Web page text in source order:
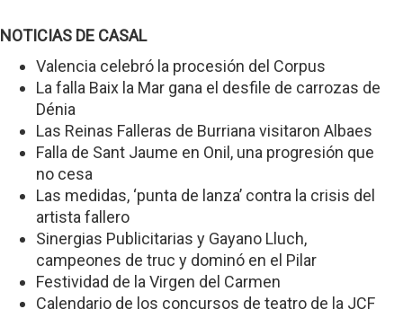
NOTICIAS DE CASAL
Valencia celebró la procesión del Corpus
La falla Baix la Mar gana el desfile de carrozas de
Dénia
Las Reinas Falleras de Burriana visitaron Albaes
Falla de Sant Jaume en Onil, una progresión que
no cesa
Las medidas, ‘punta de lanza’ contra la crisis del
artista fallero
Sinergias Publicitarias y Gayano Lluch,
campeones de truc y dominó en el Pilar
Festividad de la Virgen del Carmen
Calendario de los concursos de teatro de la JCF